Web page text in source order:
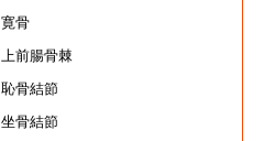
寛骨
上前腸骨棘
恥骨結節
坐骨結節